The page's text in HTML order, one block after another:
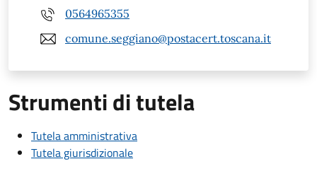
0564965355
comune.seggiano@postacert.toscana.it
Strumenti di tutela
Tutela amministrativa
Tutela giurisdizionale